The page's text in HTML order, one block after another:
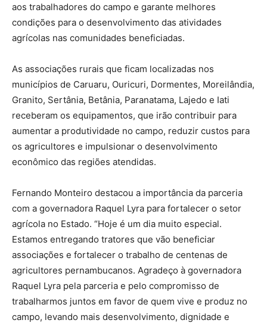
aos trabalhadores do campo e garante melhores
condições para o desenvolvimento das atividades
agrícolas nas comunidades beneficiadas.
As associações rurais que ficam localizadas nos
municípios de Caruaru, Ouricuri, Dormentes, Moreilândia,
Granito, Sertânia, Betânia, Paranatama, Lajedo e Iati
receberam os equipamentos, que irão contribuir para
aumentar a produtividade no campo, reduzir custos para
os agricultores e impulsionar o desenvolvimento
econômico das regiões atendidas.
Fernando Monteiro destacou a importância da parceria
com a governadora Raquel Lyra para fortalecer o setor
agrícola no Estado. “Hoje é um dia muito especial.
Estamos entregando tratores que vão beneficiar
associações e fortalecer o trabalho de centenas de
agricultores pernambucanos. Agradeço à governadora
Raquel Lyra pela parceria e pelo compromisso de
trabalharmos juntos em favor de quem vive e produz no
campo, levando mais desenvolvimento, dignidade e